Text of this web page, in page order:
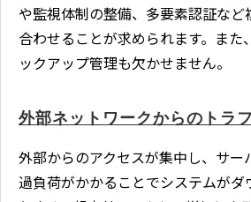
や監視体制の整備、多要素認証など
合わせることが求められます。また
ックアップ管理も欠かせません。
外部ネットワークからのトラ
外部からのアクセスが集中し、サー
過負荷がかかることでシステムがダ